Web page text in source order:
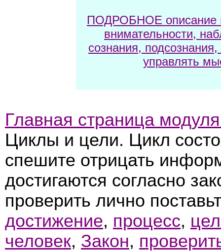
ПОДРОБНОЕ описание
внимательности,
сознания,
управлять
Главная страница
Циклы и цели. Цикл
спешите отрицать
достигаются согласно
проверить лично
достижение, процесс,
человек, Закон,